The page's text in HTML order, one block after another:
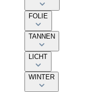
FOLIE
TANNEN
LICHT
WINTER